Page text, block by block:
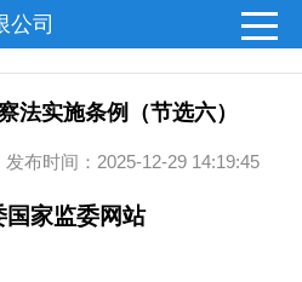
公司
法实施条例（节选六）
发布时间：2025-12-29 14:19:45
国家监委网站